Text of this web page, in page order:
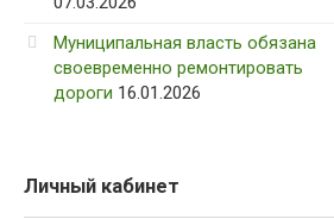
Муниципальная власть обязана
своевременно ремонтировать
дороги 16.01.2026
Личный кабинет